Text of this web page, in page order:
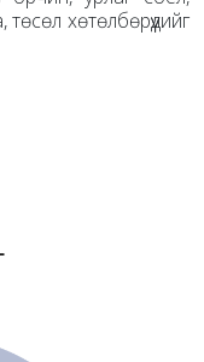
хөтөлбөрүүдийг